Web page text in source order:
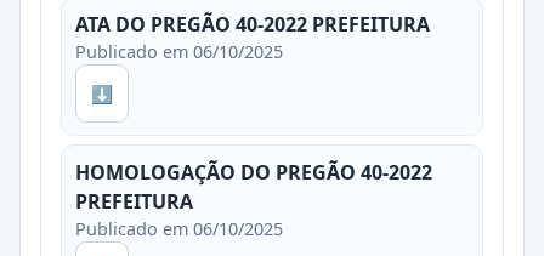
ATA DO PREGÃO 40-2022 PREFEITURA
Publicado em 06/10/2025
⬇
HOMOLOGAÇÃO DO PREGÃO 40-2022
PREFEITURA
Publicado em 06/10/2025